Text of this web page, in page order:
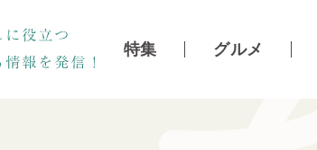
特集 グルメ